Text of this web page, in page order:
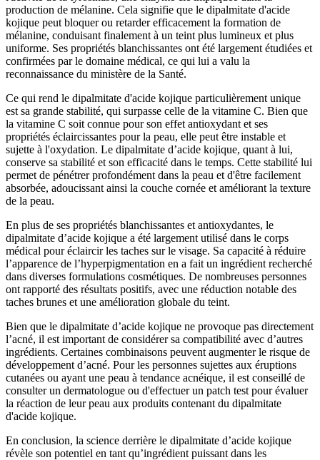
production de mélanine. Cela signifie que le dipalmitate d'acide
kojique peut bloquer ou retarder efficacement la formation de
mélanine, conduisant finalement à un teint plus lumineux et plus
uniforme. Ses propriétés blanchissantes ont été largement étudiées et
confirmées par le domaine médical, ce qui lui a valu la
reconnaissance du ministère de la Santé.
Ce qui rend le dipalmitate d'acide kojique particulièrement unique
est sa grande stabilité, qui surpasse celle de la vitamine C. Bien que
la vitamine C soit connue pour son effet antioxydant et ses
propriétés éclaircissantes pour la peau, elle peut être instable et
sujette à l'oxydation. Le dipalmitate d’acide kojique, quant à lui,
conserve sa stabilité et son efficacité dans le temps. Cette stabilité lui
permet de pénétrer profondément dans la peau et d'être facilement
absorbée, adoucissant ainsi la couche cornée et améliorant la texture
de la peau.
En plus de ses propriétés blanchissantes et antioxydantes, le
dipalmitate d’acide kojique a été largement utilisé dans le corps
médical pour éclaircir les taches sur le visage. Sa capacité à réduire
l’apparence de l’hyperpigmentation en a fait un ingrédient recherché
dans diverses formulations cosmétiques. De nombreuses personnes
ont rapporté des résultats positifs, avec une réduction notable des
taches brunes et une amélioration globale du teint.
Bien que le dipalmitate d’acide kojique ne provoque pas directement
l’acné, il est important de considérer sa compatibilité avec d’autres
ingrédients. Certaines combinaisons peuvent augmenter le risque de
développement d’acné. Pour les personnes sujettes aux éruptions
cutanées ou ayant une peau à tendance acnéique, il est conseillé de
consulter un dermatologue ou d'effectuer un patch test pour évaluer
la réaction de leur peau aux produits contenant du dipalmitate
d'acide kojique.
En conclusion, la science derrière le dipalmitate d’acide kojique
révèle son potentiel en tant qu’ingrédient puissant dans les